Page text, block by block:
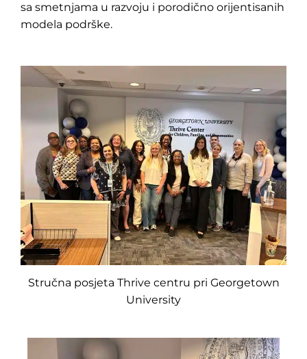
sa smetnjama u razvoju i porodično orijentisanih
modela podrške.
Stručna posjeta Thrive centru pri Georgetown
University